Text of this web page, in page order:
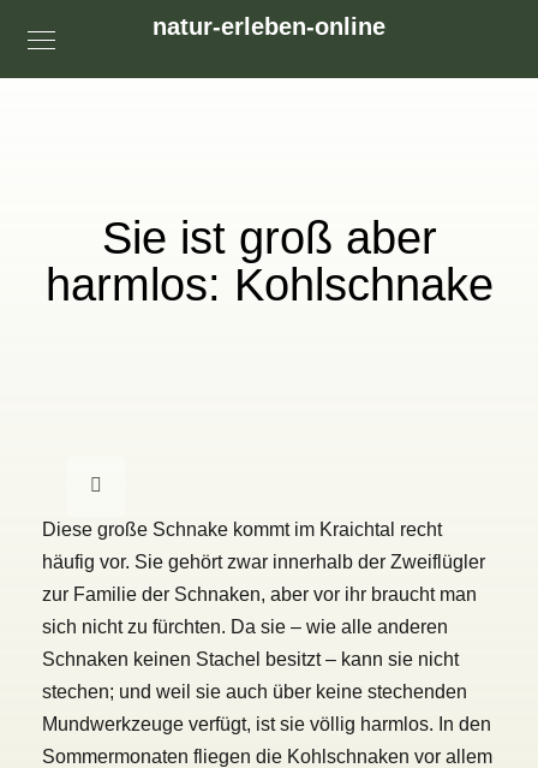
natur-erleben-online
Sie ist groß aber
harmlos: Kohlschnake
Diese große Schnake kommt im Kraichtal recht
häufig vor. Sie gehört zwar innerhalb der Zweiflügler
zur Familie der Schnaken, aber vor ihr braucht man
sich nicht zu fürchten. Da sie – wie alle anderen
Schnaken keinen Stachel besitzt – kann sie nicht
stechen; und weil sie auch über keine stechenden
Mundwerkzeuge verfügt, ist sie völlig harmlos. In den
Sommermonaten fliegen die Kohlschnaken vor allem